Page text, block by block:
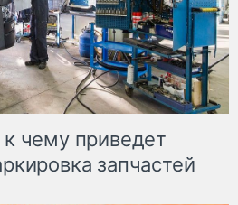
чему приведет
запчастей